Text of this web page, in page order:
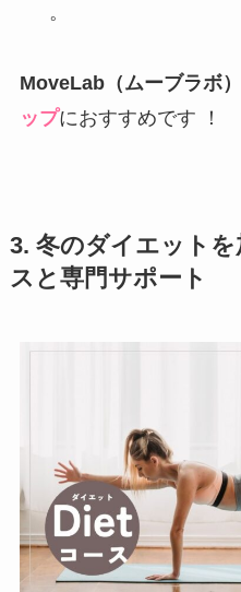
。
MoveLab（ムーブラボ
ップにおすすめです ！
3. 冬のダイエット
スと専門サポート